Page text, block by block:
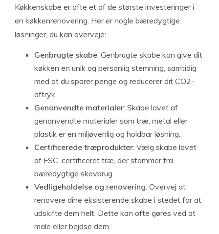
Køkkenskabe er ofte et af de største investeringer i
en køkkenrenovering. Her er nogle bæredygtige
løsninger, du kan overveje:
Genbrugte skabe: Genbrugte skabe kan give dit
køkken en unik og personlig stemning, samtidig
med at du sparer penge og reducerer dit CO2-
aftryk.
Genanvendte materialer: Skabe lavet af
genanvendte materialer som træ, metal eller
plastik er en miljøvenlig og holdbar løsning.
Certificerede træprodukter: Vælg skabe lavet
af FSC-certificeret træ, der stammer fra
bæredygtige skovbrug.
Vedligeholdelse og renovering: Overvej at
renovere dine eksisterende skabe i stedet for at
udskifte dem helt. Dette kan ofte gøres ved at
male eller bejdse dem.